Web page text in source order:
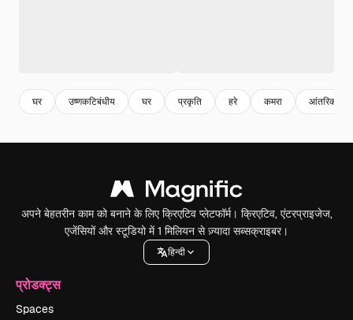
घर उष्णकटिबंधीय घर प्रकृति हरे कमरा आंतरिक
अपने बेहतरीन काम को बनाने के लिए क्रिएटिव प्लेटफॉर्म। क्रिएटिव, एंटरप्राइजेज,
एजेंसियों और स्टूडियो में 1 मिलियन से ज़्यादा सब्सक्राइबर।
हिन्दी
प्रोडक्ट्स
Spaces